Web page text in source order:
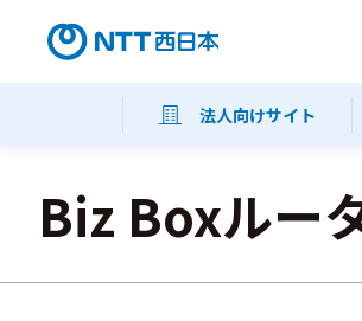
法人向けサイト
Biz Boxルー